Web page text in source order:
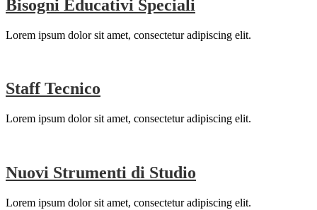
Bisogni Educativi Speciali
Lorem ipsum dolor sit amet, consectetur adipiscing elit.
Staff Tecnico
Lorem ipsum dolor sit amet, consectetur adipiscing elit.
Nuovi Strumenti di Studio
Lorem ipsum dolor sit amet, consectetur adipiscing elit.